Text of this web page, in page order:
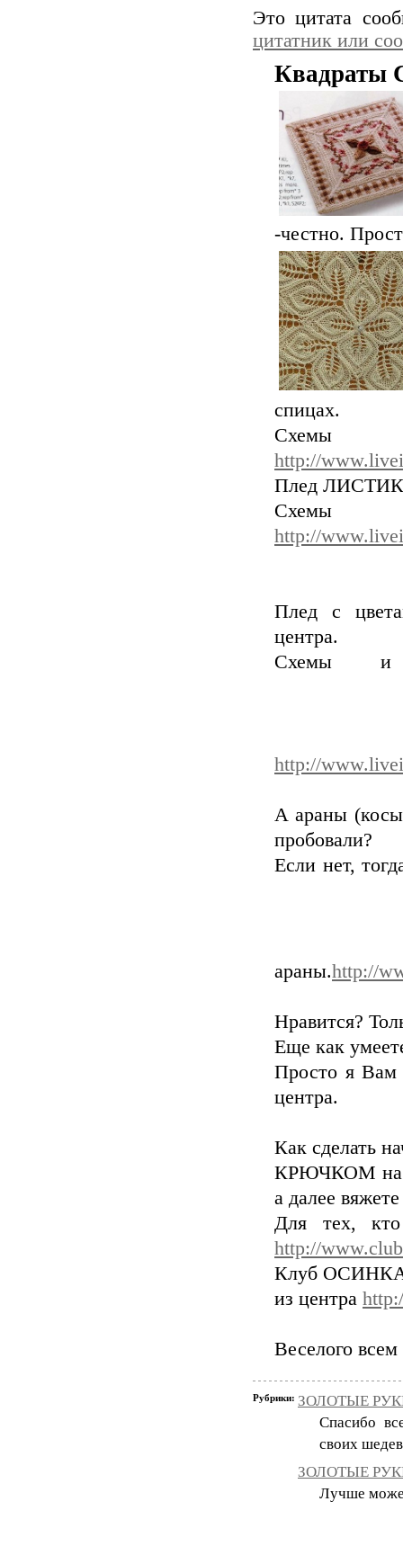
Это цитата
цитатник или
-честно.
спицах.
Схемы
http://
Плед
http://
Плед с
центра.
Схемы и
http://
А араны
пробовали?
Если нет,
араны.http://
Нравится?
Еще как
Просто я Вам
центра.
Как сделать
КРЮЧКОМ
а далее
Для тех,
http://
Клуб ОСИНКА
из центра
Веселого
Рубрики: ЗОЛОТЫЕ
Спасибо
своих
ЗОЛОТЫЕ
Лучше